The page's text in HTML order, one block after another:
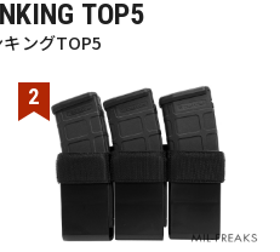
TOP5
ングTOP5